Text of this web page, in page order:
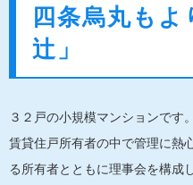
四条烏丸も
辻」
３２戸の小規模マンションです。
賃貸住戸所有者の中で管理に熱
る所有者とともに理事会を構成